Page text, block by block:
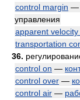
control margin —
управления
apparent
transportation
36.
control on —
control over —
control air —